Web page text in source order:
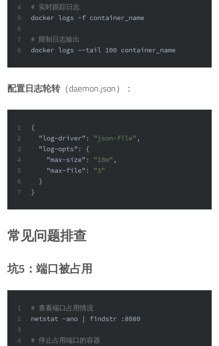
4
5
6
7
8
# 实时跟踪日志
docker logs -f container_name
# 限制日志输出
docker logs --tail 100 container_name
配置日志轮转（daemon.json）：
1
2
3
4
5
6
7
{
"log-driver" : "json-file" ,
"log-opts" :
{
"max-size" : "10m" ,
"max-file" :
"3"
}
}
常见问题排查
坑5：端口被占用
1
2
3
4
# 查看端口占用情况
netstat -ano | findstr :8080
# 停止占用端口的容器